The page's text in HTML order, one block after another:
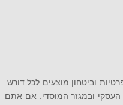
וביטחון מוצעים לכל דורש.
העסקי ובמגזר המוסדי. אם אתם